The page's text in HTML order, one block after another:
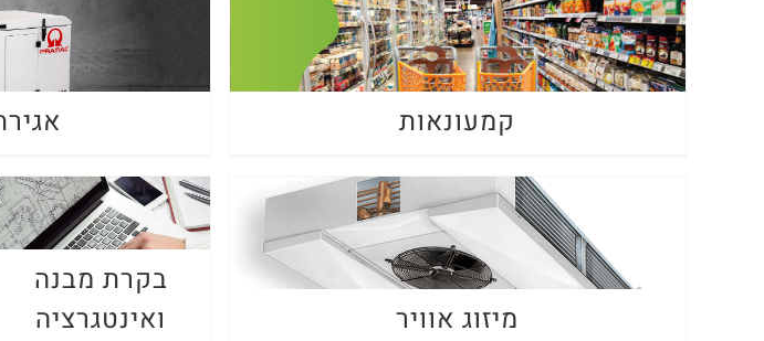
קמעונאות
מיזוג אוויר
בקרת מבנה
ואינטגרציה